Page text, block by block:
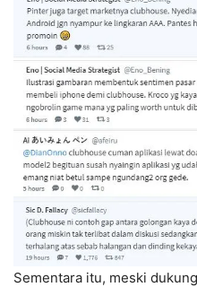
Sementara itu, meski